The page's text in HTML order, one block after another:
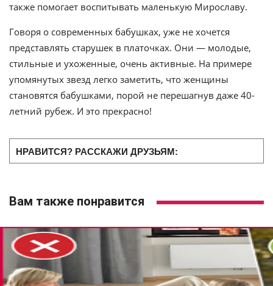
также помогает воспитывать маленькую Мирославу.
Говоря о современных бабушках, уже не хочется
представлять старушек в платочках. Они — молодые,
стильные и ухоженные, очень активные. На примере
упомянутых звезд легко заметить, что женщины
становятся бабушками, порой не перешагнув даже 40-
летний рубеж. И это прекрасно!
НРАВИТСЯ? РАССКАЖИ ДРУЗЬЯМ:
Вам также понравится